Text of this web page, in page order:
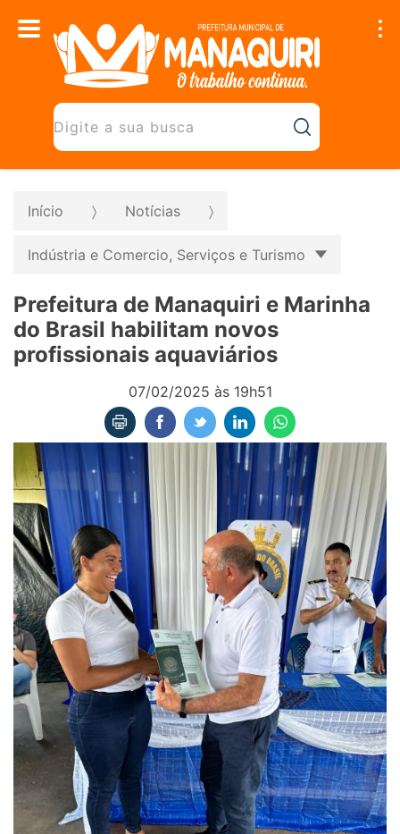
Início Notícias
Indústria e Comercio, Serviços e Turismo
Prefeitura de Manaquiri e Marinha
do Brasil habilitam novos
profissionais aquaviários
07/02/2025 às 19h51